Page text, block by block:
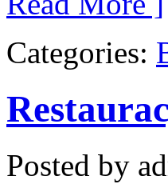
Categories:
Posted by